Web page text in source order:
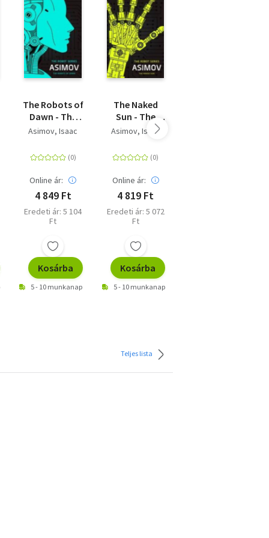
The Robots of
Dawn - The
Robot Series
Asimov, Isaac
Online ár:
4 849 Ft
Eredeti ár: 5 104
Ft
Kosárba
5 - 10 munkanap
The Naked
Sun - The
Robot Series
Asimov, Isaac
Online ár:
4 819 Ft
Eredeti ár: 5 072
Ft
Kosárba
5 - 10 munkanap
Teljes lista